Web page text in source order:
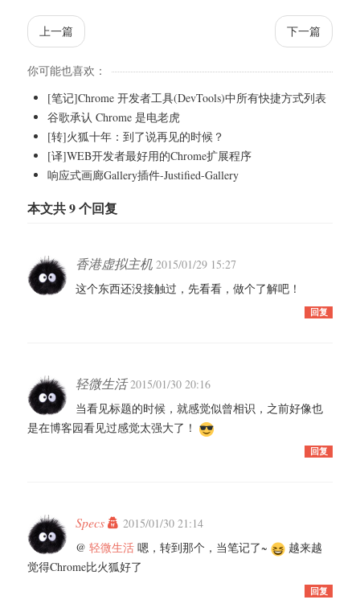
上一篇 下一篇
你可能也喜欢：
[笔记]Chrome 开发者工具(DevTools)中所有快捷方式列表
谷歌承认 Chrome 是电老虎
[转]火狐十年：到了说再见的时候？
[译]WEB开发者最好用的Chrome扩展程序
响应式画廊Gallery插件-Justified-Gallery
本文共 9 个回复
香港虚拟主机 2015/01/29 15:27
这个东西还没接触过，先看看，做个了解吧！
回复
轻微生活2015/01/30 20:16
当看见标题的时候，就感觉似曾相识，之前好像也
是在博客园看见过感觉太强大了！
回复
Specs
2015/01/30 21:14
@ 轻微生活 嗯，转到那个，当笔记了~
越来越
觉得Chrome比火狐好了
回复